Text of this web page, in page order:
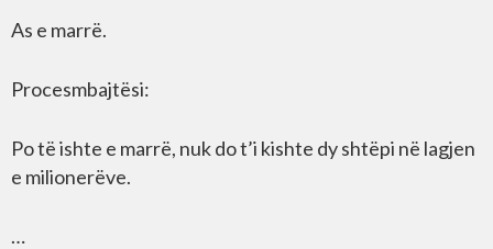
As e marrë.
Procesmbajtësi:
Po të ishte e marrë, nuk do t’i kishte dy shtëpi në lagjen
e milionerëve.
…